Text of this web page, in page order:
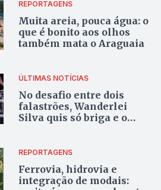
REPORTAGENS
Muita areia, pouca água: o
que é bonito aos olhos
também mata o Araguaia
ÚLTIMAS NOTÍCIAS
No desafio entre dois
falastrões, Wanderlei
Silva quis só briga e o
REPORTAGENS
Ferrovia, hidrovia e
integração de modais: